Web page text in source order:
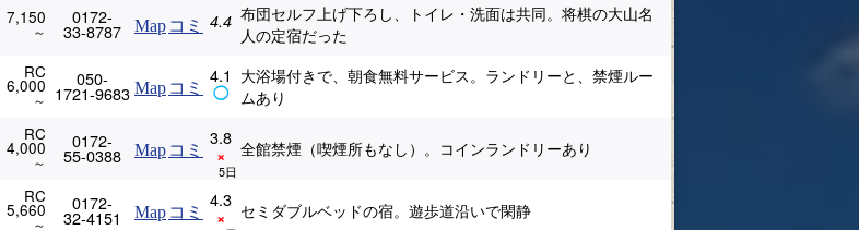
7,150 0172-
33-8787 Map コミ 4.4 布団セルフ上げ下ろし、トイレ・洗面は共同。将棋の大山名
人の定宿だった
RC
6,000 050-
1721-9683 Map コミ 4.1
◯
大浴場付きで、朝食無料サービス。ランドリーと、禁煙ルー
ムあり
RC
4,000 0172-
55-0388 Map コミ 3.8
× 全館禁煙（喫煙所もなし）。コインランドリーあり
RC
5,660 0172-
32-4151 Map コミ 4.3
× セミダブルベッドの宿。遊歩道沿いで閑静